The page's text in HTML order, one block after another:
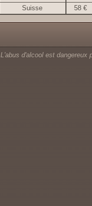
Suisse 58 €
L'abus d'alcool est dangereux